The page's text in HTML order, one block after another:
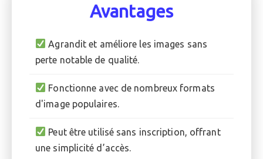
Avantages
Agrandit et améliore les images sans
perte notable de qualité.
Fonctionne avec de nombreux formats
d'image populaires.
Peut être utilisé sans inscription, offrant
une simplicité d’accès.